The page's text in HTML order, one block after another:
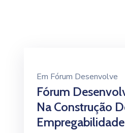
Em Fórum Desenvolve
Fórum
Na Construção
Empregabilidade